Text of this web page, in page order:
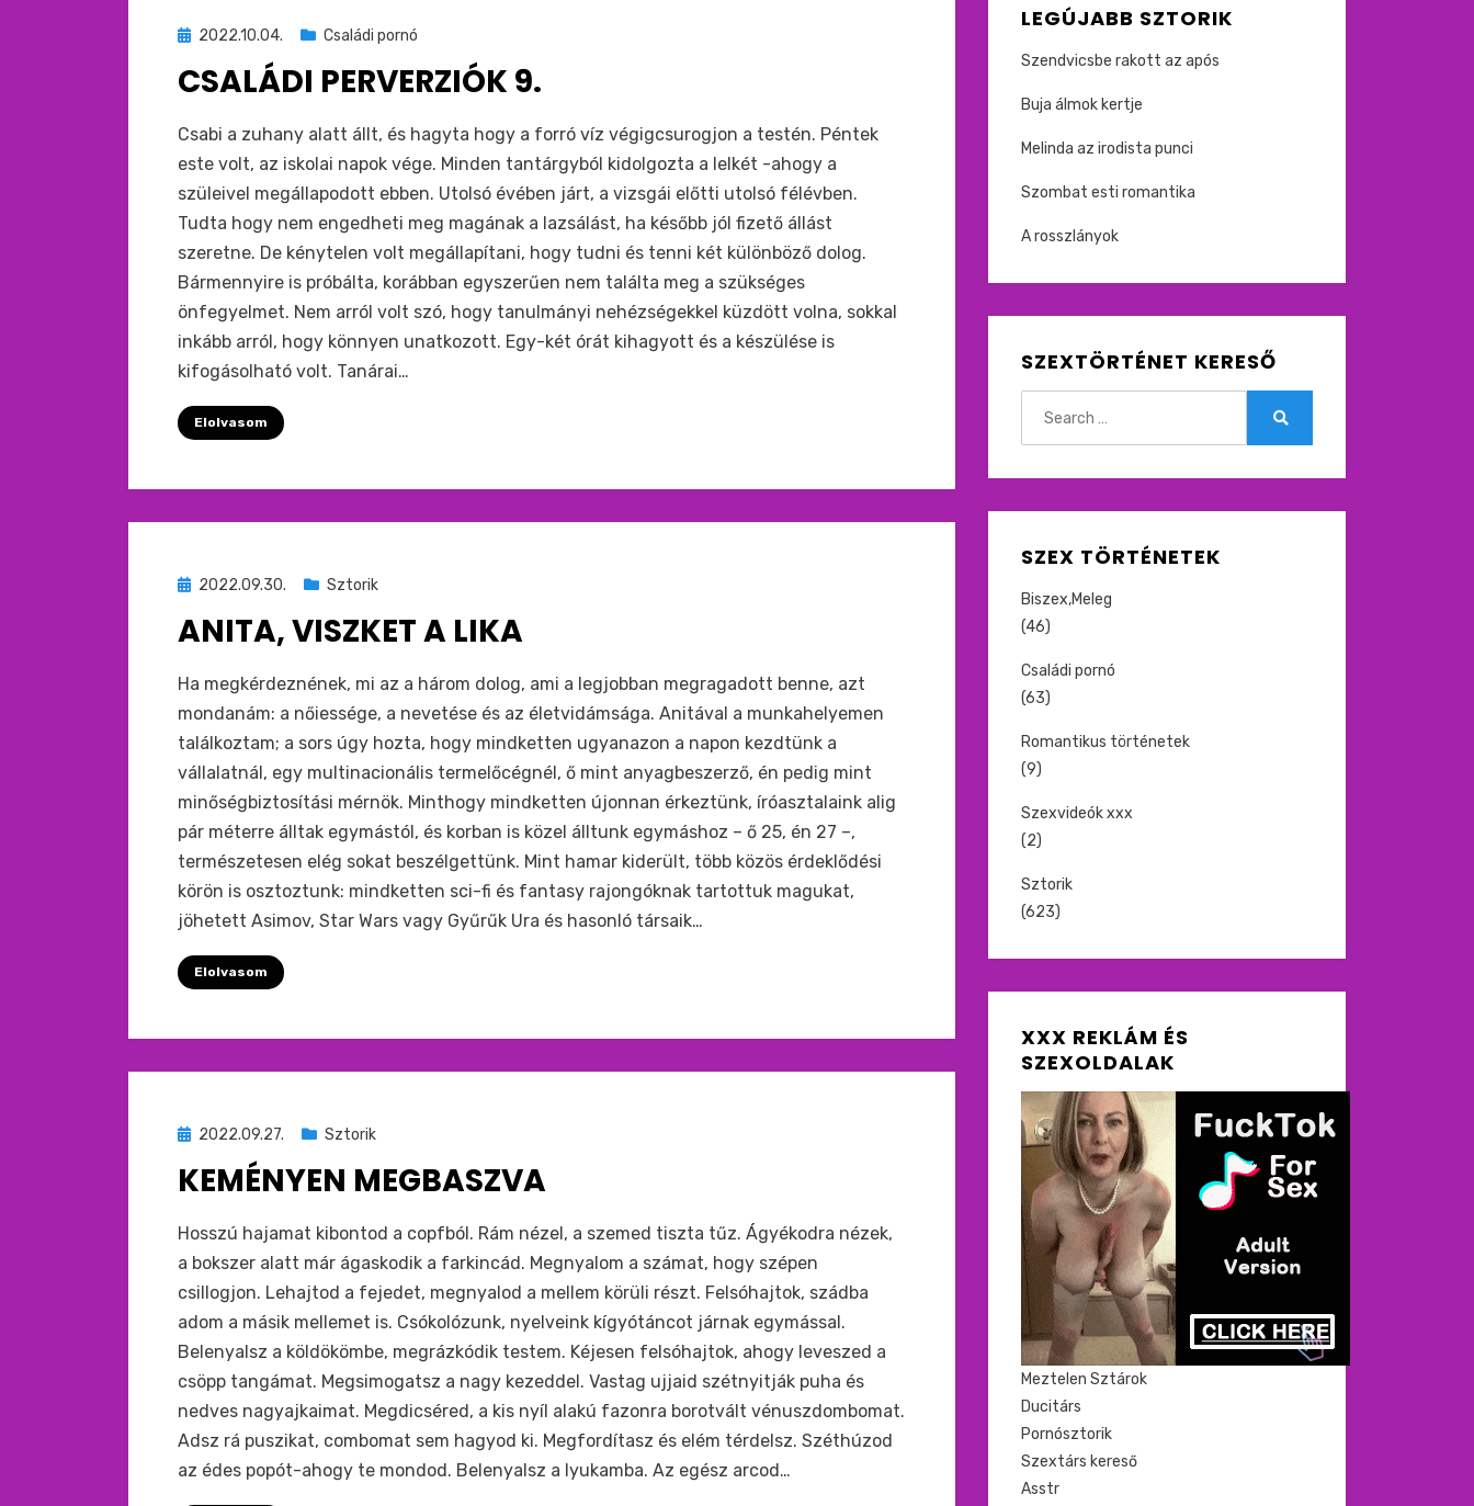
Beküldve
:
2022.10.04. Családi pornó
CSALÁDI PERVERZIÓK 9.
bymonkey
Csabi a zuhany alatt állt, és hagyta hogy a forró víz végigcsurogjon a testén. Péntek
este volt, az iskolai napok vége. Minden tantárgyból kidolgozta a lelkét -ahogy a
szüleivel megállapodott ebben. Utolsó évében járt, a vizsgái előtti utolsó félévben.
Tudta hogy nem engedheti meg magának a lazsálást, ha később jól fizető állást
szeretne. De kénytelen volt megállapítani, hogy tudni és tenni két különböző dolog.
Bármennyire is próbálta, korábban egyszerűen nem találta meg a szükséges
önfegyelmet. Nem arról volt szó, hogy tanulmányi nehézségekkel küzdött volna, sokkal
inkább arról, hogy könnyen unatkozott. Egy-két órát kihagyott és a készülése is
kifogásolható volt. Tanárai…
Elolvasom
Beküldve
:
2022.09.30. Sztorik
ANITA, VISZKET A LIKA
bymonkey
Ha megkérdeznének, mi az a három dolog, ami a legjobban megragadott benne, azt
mondanám: a nőiessége, a nevetése és az életvidámsága. Anitával a munkahelyemen
találkoztam; a sors úgy hozta, hogy mindketten ugyanazon a napon kezdtünk a
vállalatnál, egy multinacionális termelőcégnél, ő mint anyagbeszerző, én pedig mint
minőségbiztosítási mérnök. Minthogy mindketten újonnan érkeztünk, íróasztalaink alig
pár méterre álltak egymástól, és korban is közel álltunk egymáshoz – ő 25, én 27 –,
természetesen elég sokat beszélgettünk. Mint hamar kiderült, több közös érdeklődési
körön is osztoztunk: mindketten sci-fi és fantasy rajongóknak tartottuk magukat,
jöhetett Asimov, Star Wars vagy Gyűrűk Ura és hasonló társaik…
Elolvasom
Beküldve
2022.09.27. Sztorik
KEMÉNYEN MEGBASZVA
bymonkey
Hosszú hajamat kibontod a copfból. Rám nézel, a szemed tiszta tűz. Ágyékodra nézek,
a bokszer alatt már ágaskodik a farkincád. Megnyalom a számat, hogy szépen
csillogjon. Lehajtod a fejedet, megnyalod a mellem körüli részt. Felsóhajtok, szádba
adom a másik mellemet is. Csókolózunk, nyelveink kígyótáncot járnak egymással.
Belenyalsz a köldökömbe, megrázkódik testem. Kéjesen felsóhajtok, ahogy leveszed a
csöpp tangámat. Megsimogatsz a nagy kezeddel. Vastag ujjaid szétnyitják puha és
nedves nagyajkaimat. Megdicséred, a kis nyíl alakú fazonra borotvált vénuszdombomat.
Adsz rá puszikat, combomat sem hagyod ki. Megfordítasz és elém térdelsz. Széthúzod
az édes popót-ahogy te mondod. Belenyalsz a lyukamba. Az egész arcod…
LEGÚJABB SZTORIK
Szendvicsbe rakott az após
Buja álmok kertje
Melinda az irodista punci
Szombat esti romantika
A rosszlányok
SZEXTÖRTÉNET KERESŐ
SZEX TÖRTÉNETEK
Biszex,Meleg
(46)
Családi pornó
(63)
Romantikus történetek
(9)
Szexvideók xxx
(2)
Sztorik
(623)
XXX REKLÁM ÉS
SZEXOLDALAK
Meztelen Sztárok
Ducitárs
Pornósztorik
Szextárs kereső
Asstr